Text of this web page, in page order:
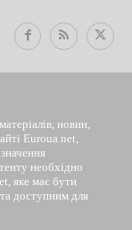
новин,
Euroua.net,
необхідно
яке має бути
доступним для